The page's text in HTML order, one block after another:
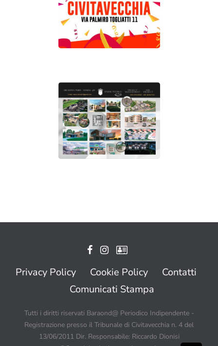
Privacy Policy Cookie Policy
Contatti
Comunicati Stampa
Tutti i diritti riservati Baraond@ Periodico Indipendente -
Registrazione presso il Tribunale di Civitavecchia n. 4 del
13/06/2011 Dir. Responsabile: Riccardo Dionisi